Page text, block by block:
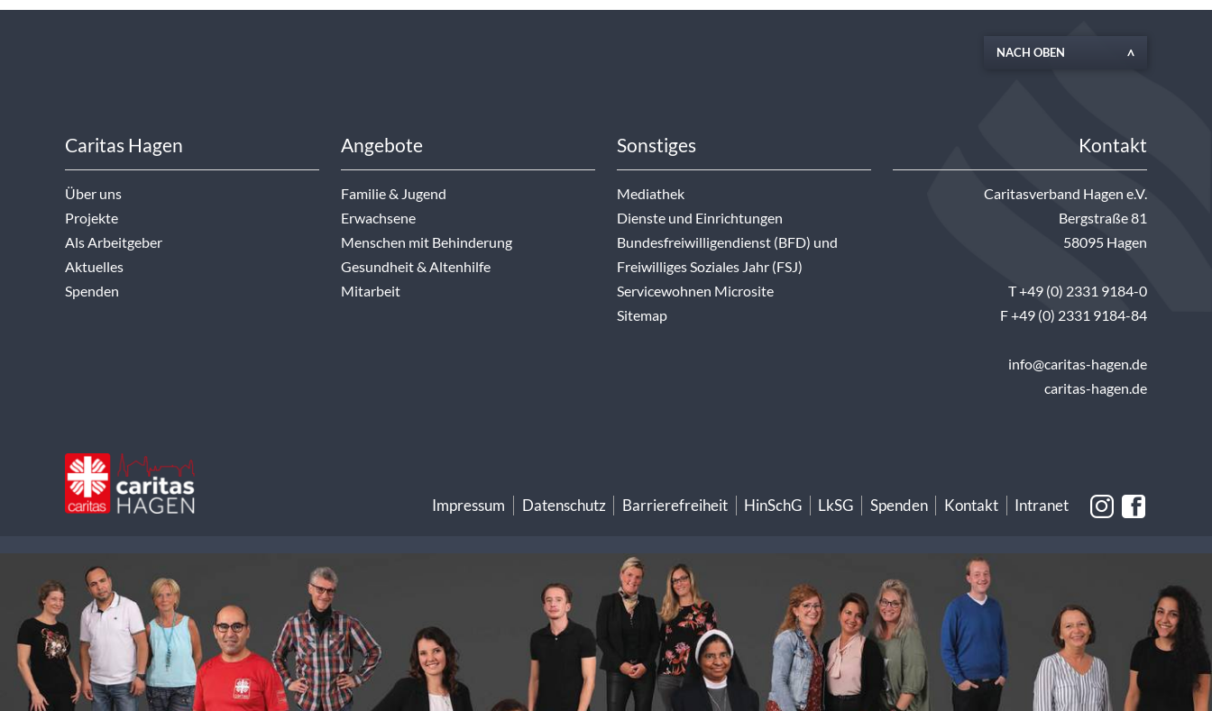
NACH OBEN
Caritas Hagen
Über uns
Projekte
Als Arbeitgeber
Aktuelles
Spenden
Angebote
Familie & Jugend
Erwachsene
Menschen mit Behinderung
Gesundheit & Altenhilfe
Mitarbeit
Sonstiges
Mediathek
Dienste und Einrichtungen
Bundesfreiwilligendienst (BFD) und
Freiwilliges Soziales Jahr (FSJ)
Servicewohnen Microsite
Sitemap
Kontakt
Caritasverband Hagen e.V.
Bergstraße 81
58095 Hagen
T +49 (0) 2331 9184-0
F +49 (0) 2331 9184-84
info@caritas-hagen.de
caritas-hagen.de
Impressum Datenschutz Barrierefreiheit HinSchG LkSG Spenden Kontakt Intranet